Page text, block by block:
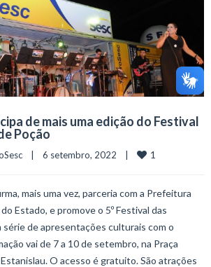
de mais uma edição do Festival
Poção
    |    6 setembro, 2022    |
1
mais uma vez, parceria com a Prefeitura
Estado, e promove o 5º Festival das
série de apresentações culturais com o
vai de 7 a 10 de setembro, na Praça
O acesso é gratuito. São atrações